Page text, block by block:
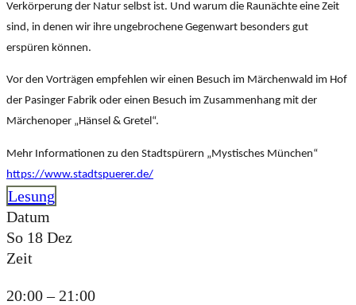
Verkörperung der Natur selbst ist. Und warum die Raunächte eine Zeit
sind, in denen wir ihre ungebrochene Gegenwart besonders gut
erspüren können.
Vor den Vorträgen empfehlen wir einen Besuch im Märchenwald im Hof
der Pasinger Fabrik oder einen Besuch im Zusammenhang mit der
Märchenoper „Hänsel & Gretel“.
Mehr Informationen zu den Stadtspürern „Mystisches München“
https://www.stadtspuerer.de/
Lesung
Datum
So 18 Dez
Zeit
20:00 – 21:00